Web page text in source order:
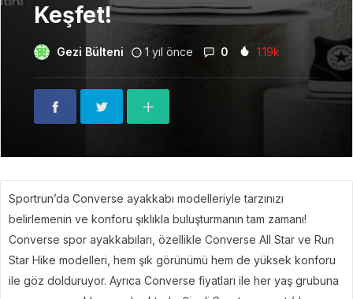
Keşfet!
Gezi Bülteni 1 yıl önce 0 1.19k
Sportrun’da Converse ayakkabı modelleriyle tarzınızı
belirlemenin ve konforu şıklıkla buluşturmanın tam zamanı!
Converse spor ayakkabıları, özellikle Converse All Star ve Run
Star Hike modelleri, hem şık görünümü hem de yüksek konforu
ile göz dolduruyor. Ayrıca Converse fiyatları ile her yaş grubuna